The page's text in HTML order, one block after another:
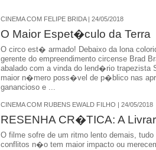
CINEMA COM FELIPE BRIDA | 24/05/2018
O Maior Espet�culo da Terra
O circo est� armado! Debaixo da lona
gerente do empreendimento circense Brad
abalado com a vinda do lend�rio trapezista
maior n�mero poss�vel de p�blico nas
ganancioso e ...
CINEMA COM RUBENS EWALD FILHO | 24/05/2018
RESENHA CR�TICA: A
O filme sofre de um ritmo lento demais,
conflitos n�o tem maior impacto ou